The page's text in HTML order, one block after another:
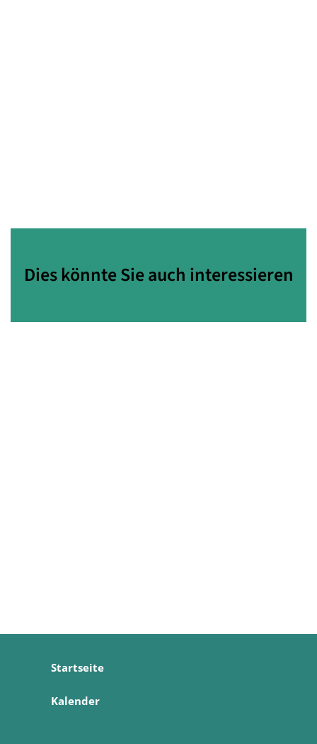
Dies könnte Sie auch interessieren
Startseite
Kalender